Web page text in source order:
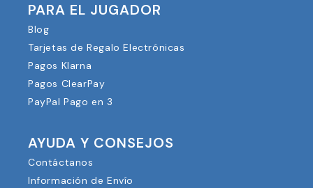
PARA EL JUGADOR
Blog
Tarjetas de Regalo Electrónicas
Pagos Klarna
Pagos ClearPay
PayPal Pago en 3
AYUDA Y CONSEJOS
Contáctanos
Información de Envío